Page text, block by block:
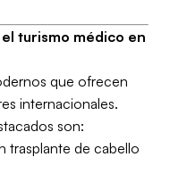
turismo médico en
que ofrecen
internacionales.
son:
trasplante de cabello